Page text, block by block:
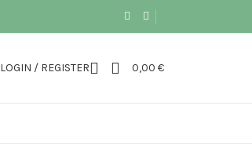
LOGIN / REGISTER 0,00 €